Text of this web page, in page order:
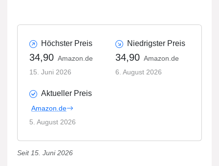
Höchster Preis
34,90 Amazon.de
15. Juni 2026
Niedrigster Preis
34,90 Amazon.de
6. August 2026
Aktueller Preis
Amazon.de
5. August 2026
Seit 15. Juni 2026